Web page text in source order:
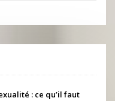
: ce qu’il faut